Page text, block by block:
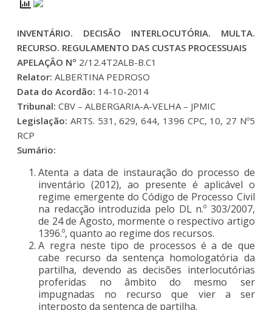
INVENTÁRIO. DECISÃO INTERLOCUTÓRIA. MULTA.
RECURSO. REGULAMENTO DAS CUSTAS PROCESSUAIS
APELAÇÃO Nº 2/12.4T2ALB-B.C1
Relator:ALBERTINA PEDROSO
Data do Acordão: 14-10-2014
Tribunal: CBV – ALBERGARIA-A-VELHA – JPMIC
Legislação:ARTS. 531, 629, 644, 1396 CPC, 10, 27 Nº5
RCP
Sumário:
Atenta a data de instauração do processo de
inventário (2012), ao presente é aplicável o
regime emergente do Código de Processo Civil
na redacção introduzida pelo DL n.º 303/2007,
de 24 de Agosto, mormente o respectivo artigo
1396.º, quanto ao regime dos recursos.
A regra neste tipo de processos é a de que
cabe recurso da sentença homologatória da
partilha, devendo as decisões interlocutórias
proferidas no âmbito do mesmo ser
impugnadas no recurso que vier a ser
interposto da sentença de partilha.